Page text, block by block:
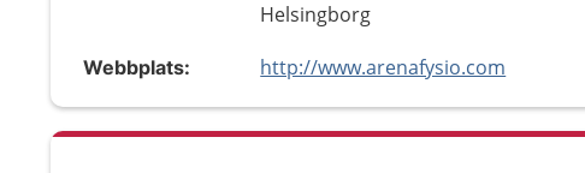
Helsingborg
Webbplats: http://www.arenafysio.com